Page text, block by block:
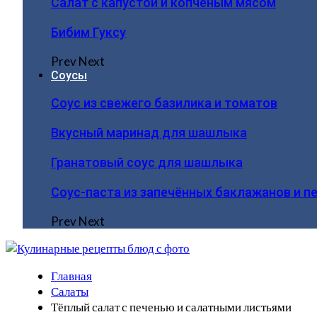
Бибим Гуксу
PrevNext
Соусы
Соус из свежего базилика и томатов
Вкусный маринад для шашлыка
Гранатовый соус для шашлыка
Соус-паста из запечённых баклажанов и
PrevNext
Главная
Салаты
Тёплый салат с печенью и салатными листьями